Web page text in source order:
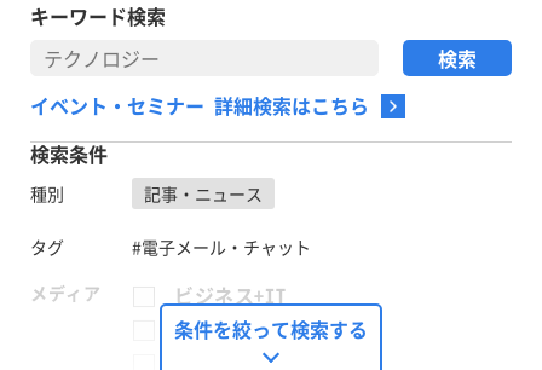
キーワード検索
イベント・セミナー 詳細検索はこちら
検索条件
種別 記事・ニュース
タグ
#電子メール・チャット
メディア
ビジネス+IT
FinTech Journal
Seizo Trend
条件を絞って検索する